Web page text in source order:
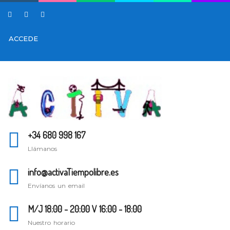
ACCEDE
+34 680 998 167
Llámanos
info@activaTiempolibre.es
Envíanos un email
M/J 18:00 - 20:00 V 16:00 - 18:00
Nuestro horario